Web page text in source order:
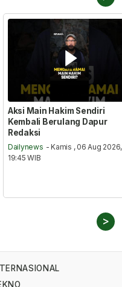
Aksi Main Hakim Sendiri
Kembali Berulang Dapur
Redaksi
Dailynews - Kamis , 06 Aug 2026,
19:45 WIB
>